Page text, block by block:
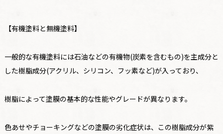
【有機塗料と無機塗料】
一般的な有機塗料には石油などの有機物(炭素を含むもの)を主成分と
した樹脂成分(アクリル、シリコン、フッ素など)が入っており、
樹脂によって塗膜の基本的な性能やグレードが異なります。
色あせやチョーキングなどの塗膜の劣化症状は、この樹脂成分が紫